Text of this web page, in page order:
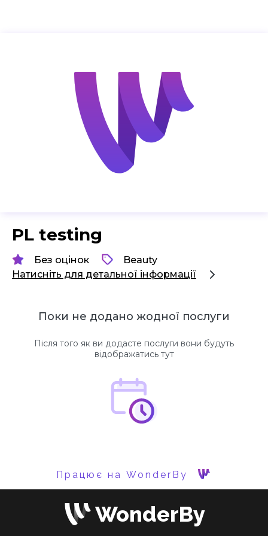
PL testing
Без оцінок
Beauty
Натисніть для детальної інформації
Поки не додано жодної послуги
Після того як ви додасте послуги вони будуть
відображатись тут
Працює на WonderBy
WonderBy